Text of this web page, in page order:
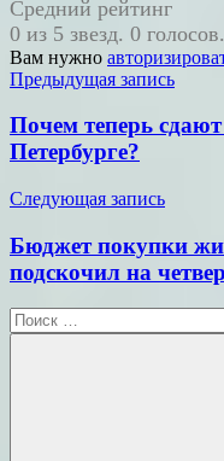
Средний рейтинг
0 из 5 звезд. 0 голосов.
Вам нужно
Навигация
по
записям
Предыдущая запись
Почем теперь
Петербурге?
Следующая запись
Бюджет покупки
подскочил на
Поиск
для: